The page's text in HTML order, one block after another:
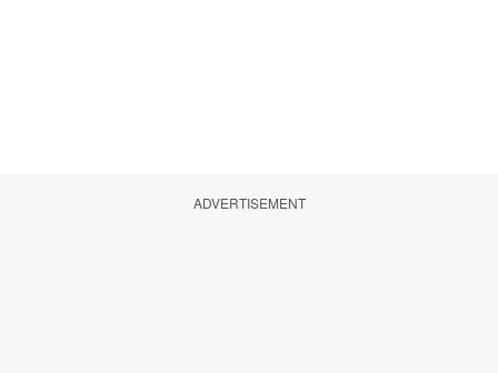
ADVERTISEMENT